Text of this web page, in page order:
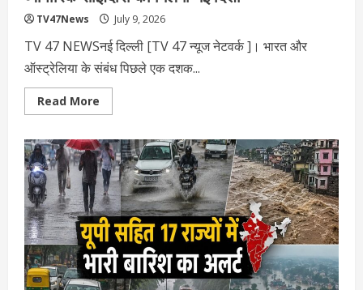
TV47News July 9, 2026
TV 47 NEWSनई दिल्‍ली [TV 47 न्‍यूज नेटवर्क ]। भारत और
ऑस्ट्रेलिया के संबंध पिछले एक दशक...
Read More
more
नरेंद्र
मोदी
का
ऑस्ट्रेलिया
दौरा:
ऊर्जा-
रक्षा-
व्यापारिक
साझेदारी
को
मिलेगी
नई
दिशा